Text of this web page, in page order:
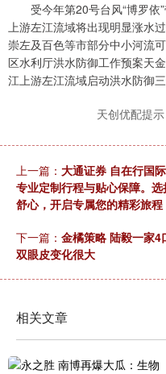
受今年第20号台风“博罗依”
上游左江流域将出现明显涨水
崇左及百色等市部分中小河流
区水利厅洪水防御工作预案天
江上游左江流域启动洪水防御三
天创优配提
上一篇： 大通证券 自在行国
专业定制行程与贴心保障。
舒心，开启专属您的精彩旅程
下一篇： 金橘策略 陆毅一家
双眼皮变化很大
相关文章